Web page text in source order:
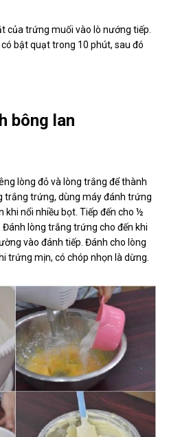
của trứng muối vào lò nướng tiếp.
bật quạt trong 10 phút, sau đó
bông lan
lòng đỏ và lòng trắng để thành
trắng trứng, dùng máy đánh trứng
khi nổi nhiều bọt. Tiếp đến cho ½
lòng trắng trứng cho đến khi
vào đánh tiếp. Đánh cho lòng
trứng mịn, có chóp nhọn là dừng.